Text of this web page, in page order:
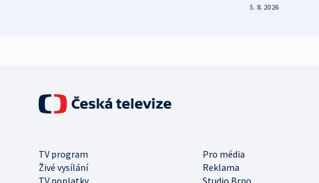
5. 8. 2026
TV program
Pro média
Živé vysílání
Reklama